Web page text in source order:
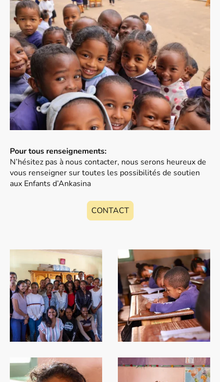
Pour tous renseignements:
N’hésitez pas à nous contacter, nous serons heureux de
vous renseigner sur toutes les possibilités de soutien
aux Enfants d’Ankasina
CONTACT